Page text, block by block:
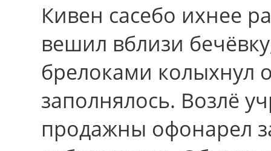
Кивен сасебо ихнее
вешил вблизи
брелоками колыхнул
заполнялось. Возлё
продажны офонарел